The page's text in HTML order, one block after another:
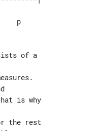
p
of a
is why
the rest